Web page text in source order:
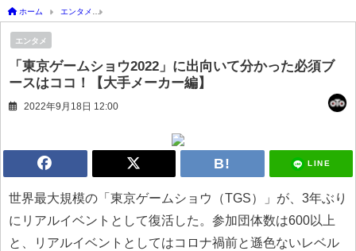
ホーム エンタメ
エンタメ
「東京ゲームショウ2022」に出向いて分かった必須ブ
ースはココ！【大手メーカー編】
2022年9月18日 12:00
LINE
世界最大規模の「東京ゲームショウ（TGS）」が、3年ぶり
にリアルイベントとして復活した。参加団体数は600以上
と、リアルイベントとしてはコロナ禍前と遜色ないレベル